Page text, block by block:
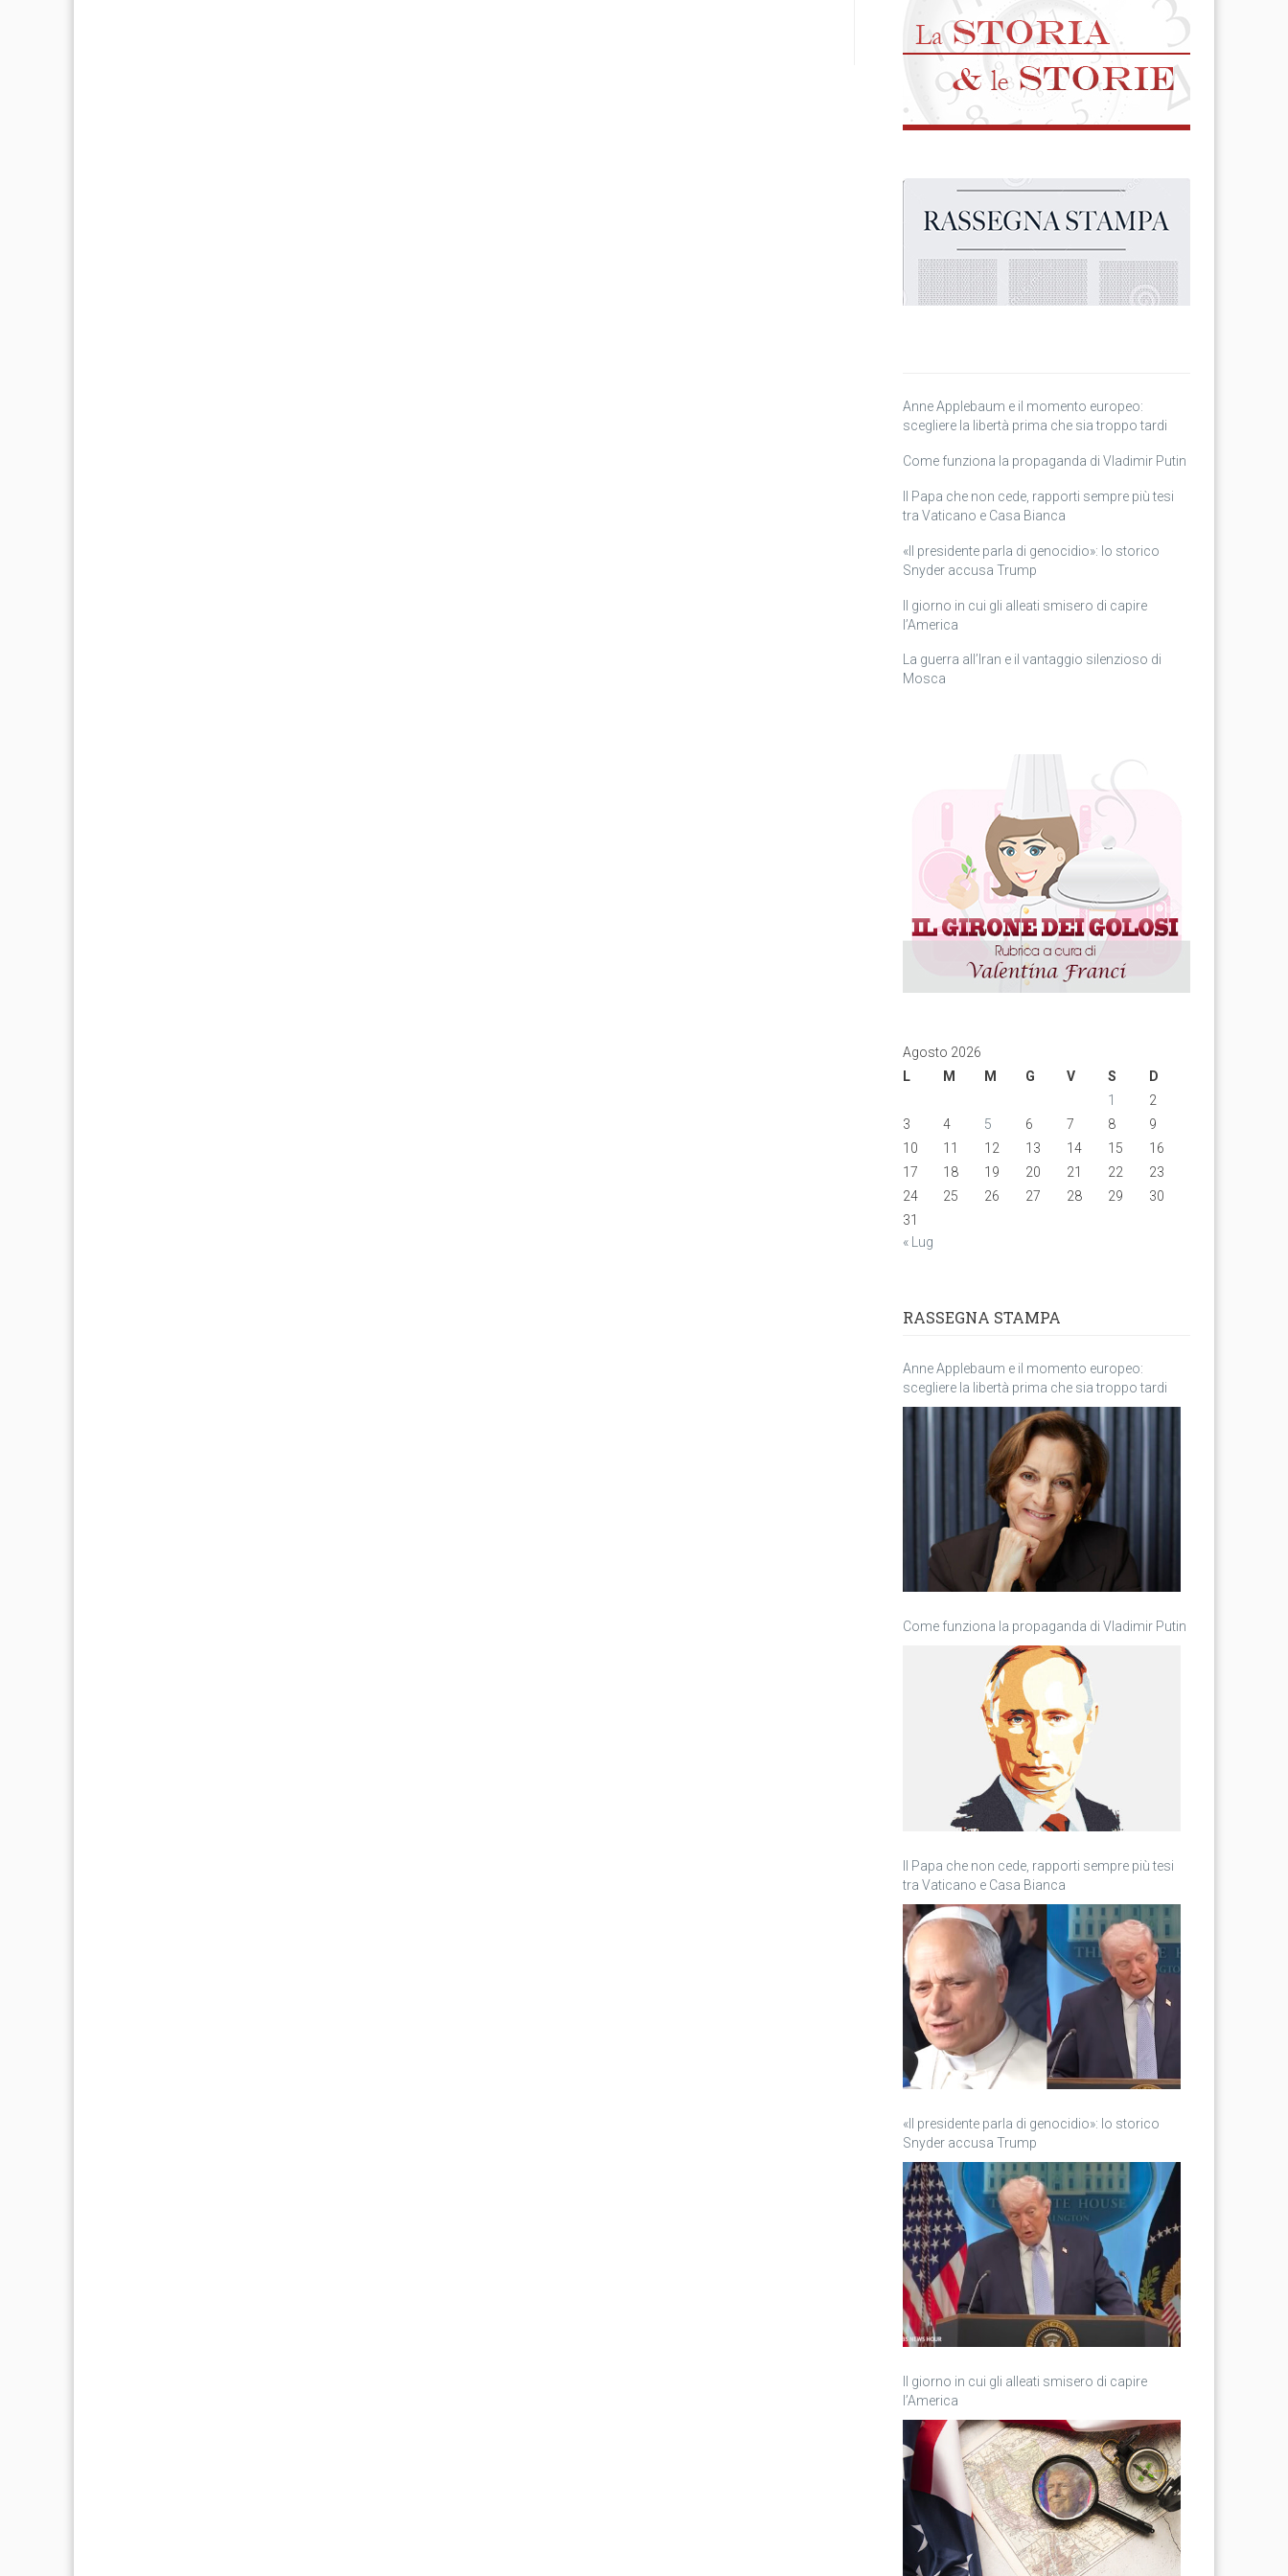
Anne Applebaum e il momento europeo:
scegliere la libertà prima che sia troppo tardi
Come funziona la propaganda di Vladimir Putin
Il Papa che non cede, rapporti sempre più tesi
tra Vaticano e Casa Bianca
«Il presidente parla di genocidio»: lo storico
Snyder accusa Trump
Il giorno in cui gli alleati smisero di capire
l’America
La guerra all’Iran e il vantaggio silenzioso di
Mosca
Agosto 2026
L
M M G V S
D
1
2
3
4 5 6 7 8
9
10
11 12 13 14 15
16
17
18 19 20 21 22
23
24
25 26 27 28 29
30
31
« Lug
RASSEGNA STAMPA
Anne Applebaum e il momento europeo:
scegliere la libertà prima che sia troppo tardi
Come funziona la propaganda di Vladimir Putin
Il Papa che non cede, rapporti sempre più tesi
tra Vaticano e Casa Bianca
«Il presidente parla di genocidio»: lo storico
Snyder accusa Trump
Il giorno in cui gli alleati smisero di capire
l’America